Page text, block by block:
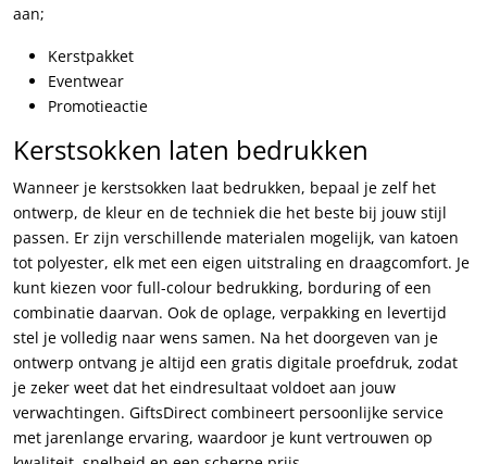
aan;
Kerstpakket
Eventwear
Promotieactie
Kerstsokken laten bedrukken
Wanneer je kerstsokken laat bedrukken, bepaal je zelf het
ontwerp, de kleur en de techniek die het beste bij jouw stijl
passen. Er zijn verschillende materialen mogelijk, van katoen
tot polyester, elk met een eigen uitstraling en draagcomfort. Je
kunt kiezen voor full-colour bedrukking, borduring of een
combinatie daarvan. Ook de oplage, verpakking en levertijd
stel je volledig naar wens samen. Na het doorgeven van je
ontwerp ontvang je altijd een gratis digitale proefdruk, zodat
je zeker weet dat het eindresultaat voldoet aan jouw
verwachtingen. GiftsDirect combineert persoonlijke service
met jarenlange ervaring, waardoor je kunt vertrouwen op